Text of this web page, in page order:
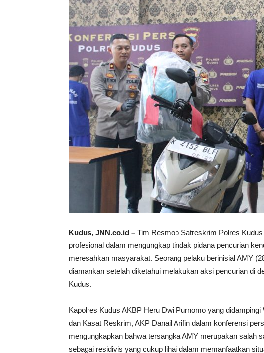
Kudus, JNN.co.id – Tim Resmob Satreskrim Polres
profesional dalam mengungkap tindak pidana pencurian
meresahkan masyarakat. Seorang pelaku berinisial AMY
diamankan setelah diketahui melakukan aksi pencurian di
Kudus.
Kapolres Kudus AKBP Heru Dwi Purnomo yang
dan Kasat Reskrim, AKP Danail Arifin dalam konferensi
mengungkapkan bahwa tersangka AMY merupakan salah
sebagai residivis yang cukup lihai dalam memanfaatkan